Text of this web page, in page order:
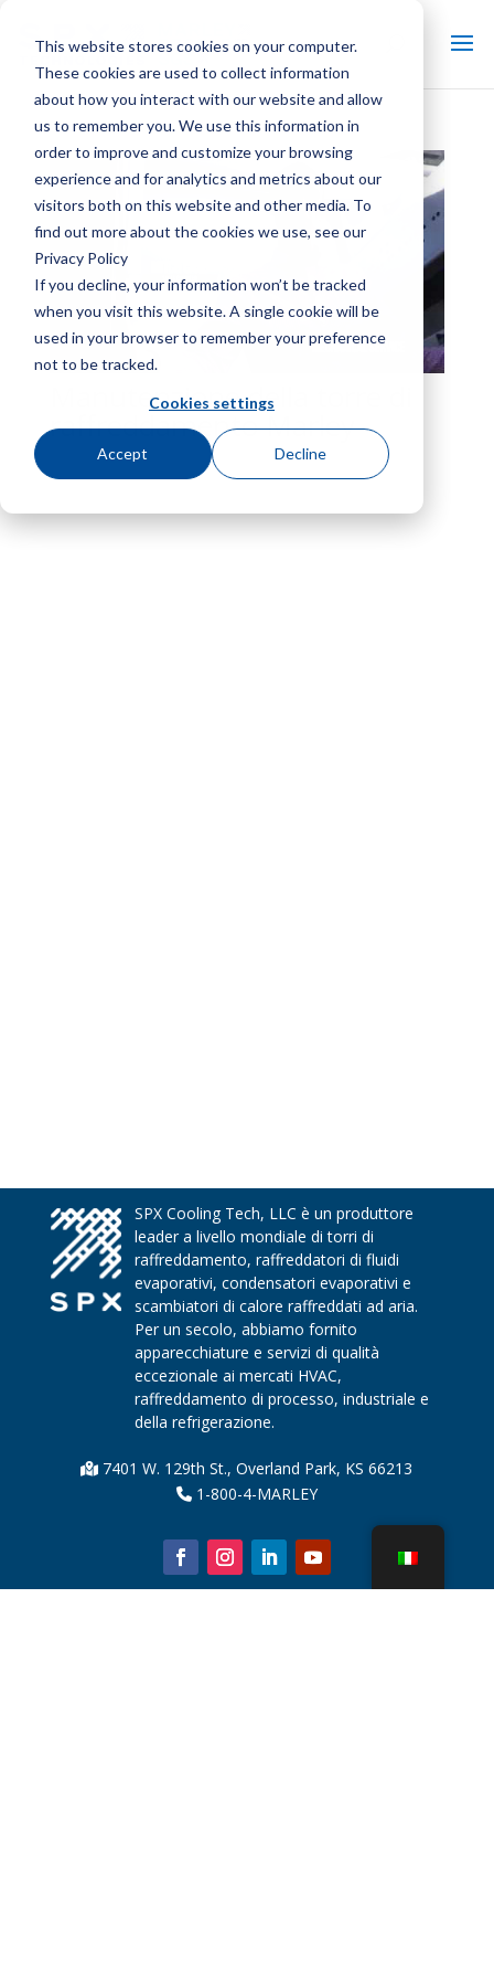
This website stores cookies on your computer.
These cookies are used to collect information
about how you interact with our website and allow
us to remember you. We use this information in
order to improve and customize your browsing
experience and for analytics and metrics about our
visitors both on this website and other media. To
find out more about the cookies we use, see our
Privacy Policy
If you decline, your information won’t be tracked
when you visit this website. A single cookie will be
used in your browser to remember your preference
not to be tracked.
Cookies settings
Accept Decline
Manutenzione della torre di
raffreddamento Marley
SPX Cooling Tech, LLC è un produttore
leader a livello mondiale di torri di
raffreddamento, raffreddatori di fluidi
evaporativi, condensatori evaporativi e
scambiatori di calore raffreddati ad aria.
Per un secolo, abbiamo fornito
apparecchiature e servizi di qualità
eccezionale ai mercati HVAC,
raffreddamento di processo, industriale e
della refrigerazione.
7401 W. 129th St., Overland Park, KS 66213
1-800-4-MARLEY